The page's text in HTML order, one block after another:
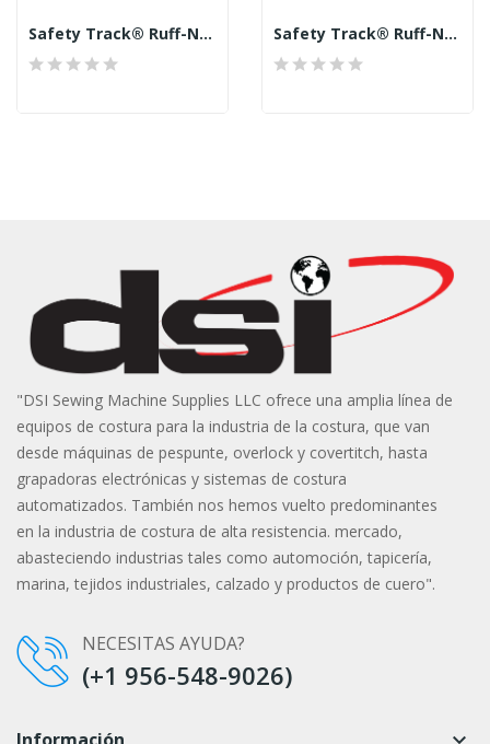
Safety Track® Ruff-N-Tuff™ Black Anti-Skid 36... Safety Track® Ruff-N-Tuff™ Black Anti-Skid 36...
"DSI Sewing Machine Supplies LLC ofrece una amplia línea de
equipos de costura para la industria de la costura, que van
desde máquinas de pespunte, overlock y covertitch, hasta
grapadoras electrónicas y sistemas de costura
automatizados. También nos hemos vuelto predominantes
en la industria de costura de alta resistencia. mercado,
abasteciendo industrias tales como automoción, tapicería,
marina, tejidos industriales, calzado y productos de cuero".
NECESITAS AYUDA?
(+1 956-548-9026)